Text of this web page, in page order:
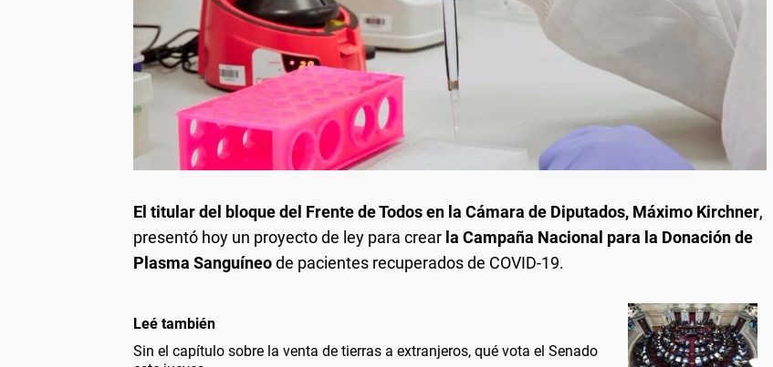
El titular del bloque del Frente de Todos en la Cámara de Diputados, Máximo Kirchner,
presentó hoy un proyecto de ley para crear la Campaña Nacional para la Donación de
Plasma Sanguíneode pacientes recuperados de COVID-19.
Leé también
Sin el capítulo sobre la venta de tierras a extranjeros, qué vota el Senado